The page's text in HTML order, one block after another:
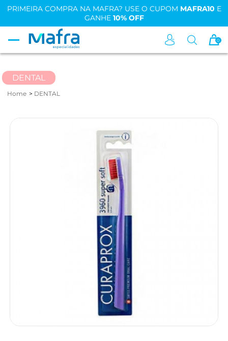
PRIMEIRA COMPRA NA MAFRA? USE O CUPOM MAFRA10 E
GANHE 10% OFF
0
DENTAL
Home DENTAL